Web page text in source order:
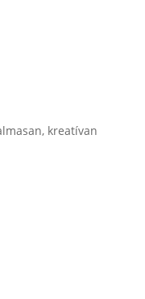
kreatívan